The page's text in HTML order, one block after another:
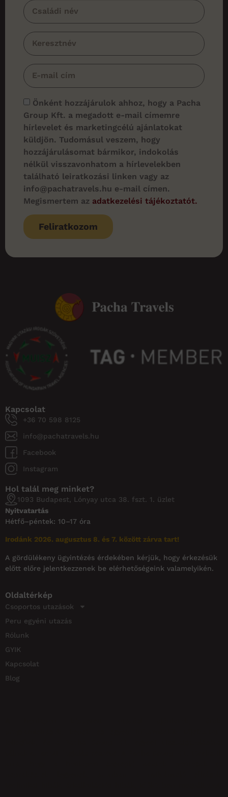
Iratkozzon fel hírlevelünkre!
ajánlatainkról és legújabb úti
céljainkról! Fedezze fel a világot velünk,
és inspirálódjon következő kalandjához.
Önként hozzájárulok ahhoz, hogy a Pacha
Group Kft. a megadott e-mail címemre
küldjön. Tudomásul veszem, hogy
hozzájárulásomat bármikor, indokolás
nélkül visszavonhatom a hírlevelekben
található leiratkozási linken vagy az
info@pachatravels.hu e-mail címen.
Feliratkozom